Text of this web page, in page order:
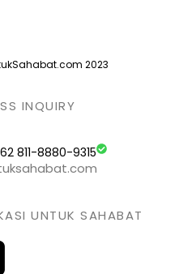
2023
INQUIRY
811-8880-9315
UNTUK SAHABAT